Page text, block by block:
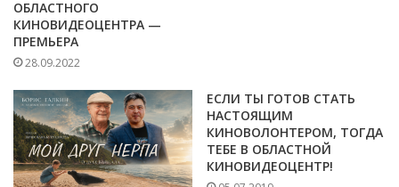
ОБЛАСТНОГО
КИНОВИДЕОЦЕНТРА —
ПРЕМЬЕРА
28.09.2022
ЕСЛИ ТЫ ГОТОВ СТАТЬ
НАСТОЯЩИМ
КИНОВОЛОНТЕРОМ, ТОГДА
ТЕБЕ В ОБЛАСТНОЙ
КИНОВИДЕОЦЕНТР!